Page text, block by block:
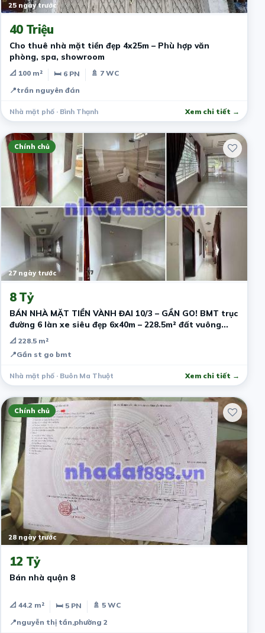
25 ngày trước
40 Triệu
Cho thuê nhà mặt tiền đẹp 4x25m – Phù hợp văn
phòng, spa, showroom
📐 100 m² 🛏 6 PN
🚿 7 WC
📍trần nguyên đán
Nhà mặt phố · Bình Thạnh Xem chi tiết →
Chính chủ
27 ngày trước
8 Tỷ
BÁN NHÀ MẶT TIỀN VÀNH ĐAI 10/3 – GẦN GO! BMT trục
đường 6 làn xe siêu đẹp 6x40m – 228.5m² đất vuông
hiếm Nhà sẵn 2PN
📐 228.5 m²
📍Gần st go bmt
Nhà mặt phố · Buôn Ma Thuột Xem chi tiết →
Chính chủ
28 ngày trước
12 Tỷ
Bán nhà quận 8
📐 44.2 m² 🛏 5 PN
🚿 5 WC
📍nguyễn thị tần,phường 2